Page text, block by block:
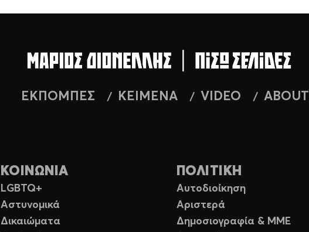
ΕΚΠΟΜΠΕΣ ΚΕΙΜΕΝΑ VIDEO ABOUT
ΚΟΙΝΩΝΙΑ
LGBTQ+
Αστυνομικά
Δικαιώματα
ΠΟΛΙΤΙΚΗ
Αυτοδιοίκηση
Αριστερά
Δημοσιογραφία & ΜΜΕ